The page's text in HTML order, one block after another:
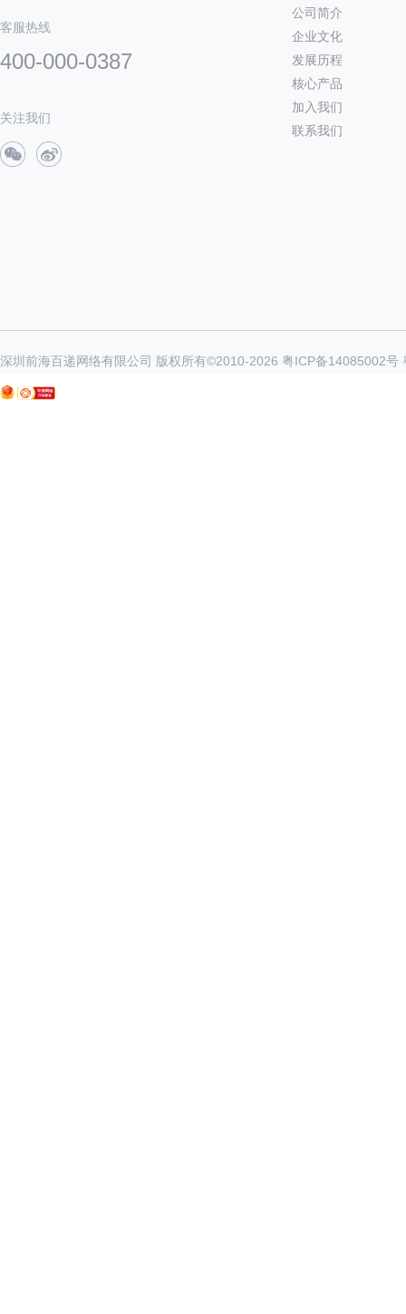
客服热线
400-000-0387
关注我们
公司简介
企业文化
发展历程
核心产品
加入我们
联系我们
深圳前海百递网络有限公司 版权所有©2010-2026 粤ICP备14085002号